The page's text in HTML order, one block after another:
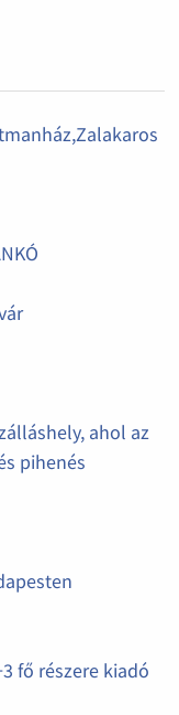
ahol az
pihenés
fő részere kiadó